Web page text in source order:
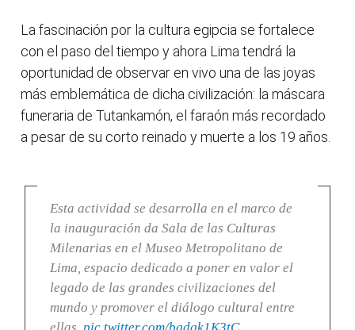
La fascinación por la cultura egipcia se fortalece
con el paso del tiempo y ahora Lima tendrá la
oportunidad de observar en vivo una de las joyas
más emblemática de dicha civilización: la máscara
funeraria de Tutankamón, el faraón más recordado
a pesar de su corto reinado y muerte a los 19 años.
Esta actividad se desarrolla en el marco de
la inauguración da Sala de las Culturas
Milenarias en el Museo Metropolitano de
Lima, espacio dedicado a poner en valor el
legado de las grandes civilizaciones del
mundo y promover el diálogo cultural entre
ellas. pic.twitter.com/bgdqk1K3tC